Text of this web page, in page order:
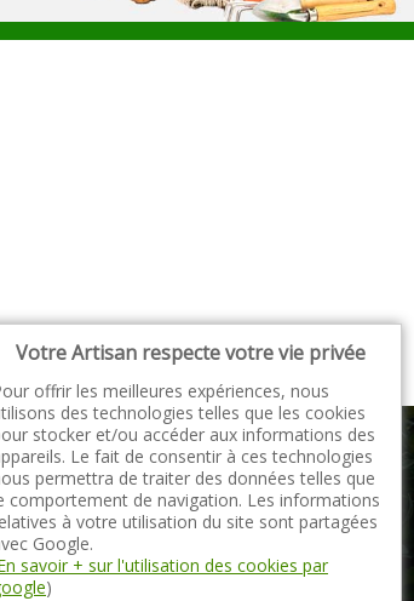
indisponible
Votre Artisan respecte votre vie privée
offrir les meilleures expériences, nous
des technologies telles que les cookies
stocker et/ou accéder aux informations des
Le fait de consentir à ces technologies
permettra de traiter des données telles que
comportement de navigation. Les informations
à votre utilisation du site sont partagées
Google.
savoir + sur l'utilisation des cookies par
)